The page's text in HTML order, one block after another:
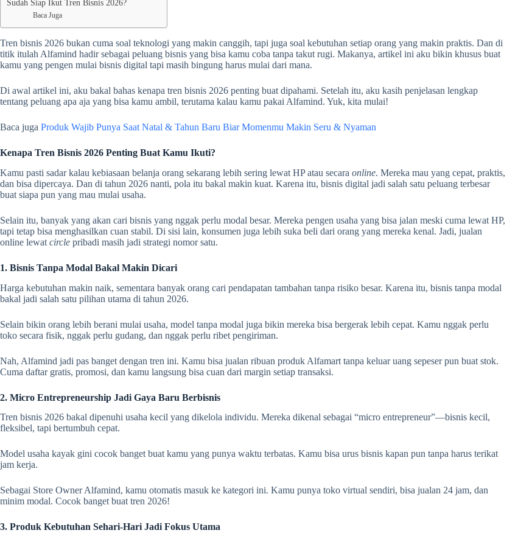
Sudah Siap Ikut Tren Bisnis 2026?
Baca Juga
Tren bisnis 2026 bukan cuma soal teknologi yang makin canggih, tapi juga soal kebutuhan setiap orang yang makin praktis. Dan di
titik itulah Alfamind hadir sebagai peluang bisnis yang bisa kamu coba tanpa takut rugi. Makanya, artikel ini aku bikin khusus buat
kamu yang pengen mulai bisnis digital tapi masih bingung harus mulai dari mana.
Di awal artikel ini, aku bakal bahas kenapa tren bisnis 2026 penting buat dipahami. Setelah itu, aku kasih penjelasan lengkap
tentang peluang apa aja yang bisa kamu ambil, terutama kalau kamu pakai Alfamind. Yuk, kita mulai!
Baca juga Produk Wajib Punya Saat Natal & Tahun Baru Biar Momenmu Makin Seru & Nyaman
Kenapa Tren Bisnis 2026 Penting Buat Kamu Ikuti?
Kamu pasti sadar kalau kebiasaan belanja orang sekarang lebih sering lewat HP atau secara online. Mereka mau yang cepat, praktis,
dan bisa dipercaya. Dan di tahun 2026 nanti, pola itu bakal makin kuat. Karena itu, bisnis digital jadi salah satu peluang terbesar
buat siapa pun yang mau mulai usaha.
Selain itu, banyak yang akan cari bisnis yang nggak perlu modal besar. Mereka pengen usaha yang bisa jalan meski cuma lewat HP,
tapi tetap bisa menghasilkan cuan stabil. Di sisi lain, konsumen juga lebih suka beli dari orang yang mereka kenal. Jadi, jualan
online lewat circle pribadi masih jadi strategi nomor satu.
1. Bisnis Tanpa Modal Bakal Makin Dicari
Harga kebutuhan makin naik, sementara banyak orang cari pendapatan tambahan tanpa risiko besar. Karena itu, bisnis tanpa modal
bakal jadi salah satu pilihan utama di tahun 2026.
Selain bikin orang lebih berani mulai usaha, model tanpa modal juga bikin mereka bisa bergerak lebih cepat. Kamu nggak perlu
toko secara fisik, nggak perlu gudang, dan nggak perlu ribet pengiriman.
Nah, Alfamind jadi pas banget dengan tren ini. Kamu bisa jualan ribuan produk Alfamart tanpa keluar uang sepeser pun buat stok.
Cuma daftar gratis, promosi, dan kamu langsung bisa cuan dari margin setiap transaksi.
2. Micro Entrepreneurship Jadi Gaya Baru Berbisnis
Tren bisnis 2026 bakal dipenuhi usaha kecil yang dikelola individu. Mereka dikenal sebagai “micro entrepreneur”—bisnis kecil,
fleksibel, tapi bertumbuh cepat.
Model usaha kayak gini cocok banget buat kamu yang punya waktu terbatas. Kamu bisa urus bisnis kapan pun tanpa harus terikat
jam kerja.
Sebagai Store Owner Alfamind, kamu otomatis masuk ke kategori ini. Kamu punya toko virtual sendiri, bisa jualan 24 jam, dan
minim modal. Cocok banget buat tren 2026!
3. Produk Kebutuhan Sehari-Hari Jadi Fokus Utama